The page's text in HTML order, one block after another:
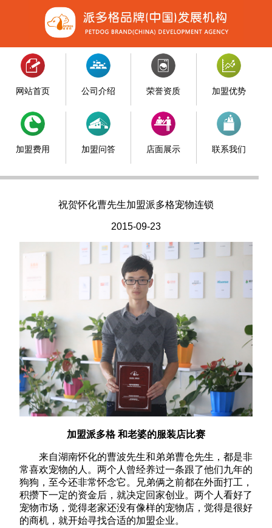
网站首页 公司介绍 荣誉资质 加盟优势
加盟费用 加盟问答 店面展示 联系我们
祝贺怀化曹先生加盟派多格宠物连锁
2015-09-23
加盟派多格 和老婆的服装店比赛
来自湖南怀化的曹波先生和弟弟曹仓先生，都是非
常喜欢宠物的人。两个人曾经养过一条跟了他们九年的
狗狗，至今还非常怀念它。兄弟俩之前都在外面打工，
积攒下一定的资金后，就决定回家创业。两个人看好了
宠物市场，觉得老家还没有像样的宠物店，觉得是很好
的商机，就开始寻找合适的加盟企业。